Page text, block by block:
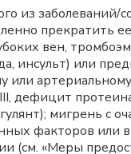
из заболеваний/
прекратить
вен,
или
или
дефицит
мигрень с
факторов или
(см. «Меры